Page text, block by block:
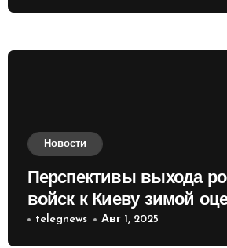
Новости
Перспективы выхода
войск к Киеву зимой
России
telegnews Авг 1, 2025